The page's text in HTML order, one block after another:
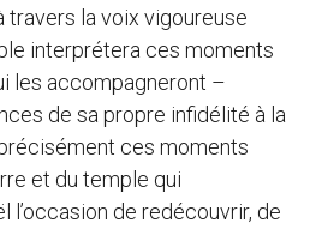
travers la voix vigoureuse
interprétera ces moments
les accompagneront –
de sa propre infidélité à la
ces moments
et du temple qui
l’occasion de redécouvrir, de